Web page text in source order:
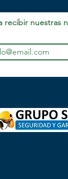
recibir nuestras